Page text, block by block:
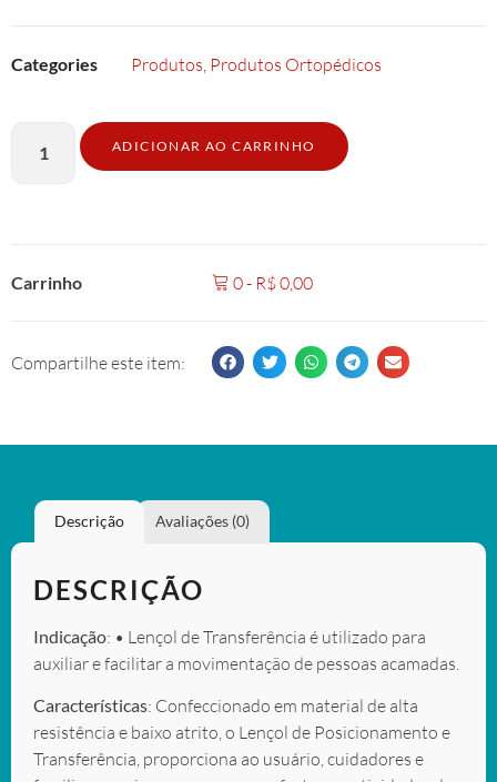
Categories Produtos, Produtos Ortopédicos
ADICIONAR AO CARRINHO
Carrinho 0- R$0,00
Compartilhe este item:
Descrição Avaliações (0)
DESCRIÇÃO
Indicação: • Lençol de Transferência é utilizado para
auxiliar e facilitar a movimentação de pessoas acamadas.
Características: Confeccionado em material de alta
resistência e baixo atrito, o Lençol de Posicionamento e
Transferência, proporciona ao usuário, cuidadores e